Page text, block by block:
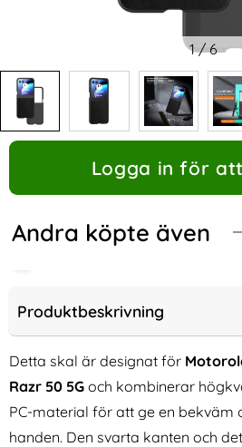
1/6
Logga in för
Andra köpte även
Produktbeskrivning
Detta skal är designat för
Razr 50 5G och kombinerar
PC-material för att ge en bekväm
handen. Den svarta kanten och